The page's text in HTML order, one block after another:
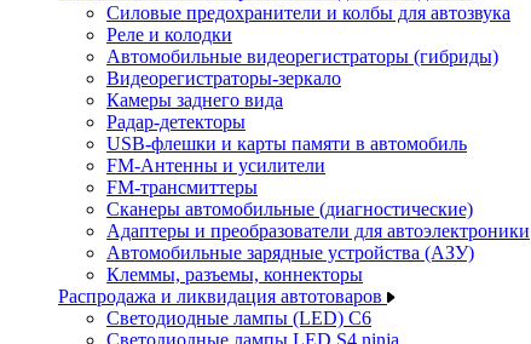
Силовые предохранители и колбы для автозвука
Реле и колодки
Автомобильные видеорегистраторы (гибриды)
Видеорегистраторы-зеркало
Камеры заднего вида
Радар-детекторы
USB-флешки и карты памяти в автомобиль
FM-Антенны и усилители
FM-трансмиттеры
Сканеры автомобильные (диагностические)
Адаптеры и преобразователи для автоэлектроники
Автомобильные зарядные устройства (АЗУ)
Клеммы, разъемы, коннекторы
Распродажа и ликвидация автотоваров
Светодиодные лампы (LED) C6
Светодиодные лампы LED S4 ninja